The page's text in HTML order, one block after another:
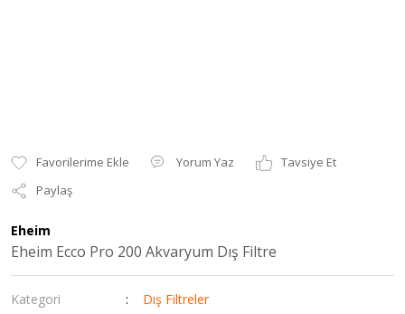
Yorum Yaz
Tavsiye Et
Paylaş
Eheim
Eheim Ecco Pro 200 Akvaryum Dış Filtre
Kategori
Dış Filtreler